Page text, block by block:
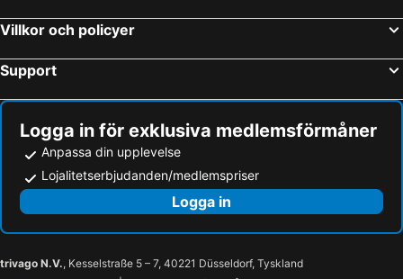
Villkor och policyer
Support
Logga in för exklusiva medlemsförmåner
Anpassa din upplevelse
Lojalitetserbjudanden/medlemspriser
Logga in
trivago N.V., Kesselstraße 5 – 7, 40221 Düsseldorf, Tyskland